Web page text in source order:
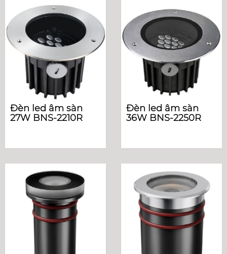
Đèn led âm sàn
27W BNS-2210R
Đèn led âm sàn
36W BNS-2250R